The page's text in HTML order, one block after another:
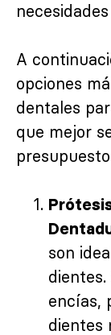
A
opciones
dentales
que mejor
son
encías,
dientes